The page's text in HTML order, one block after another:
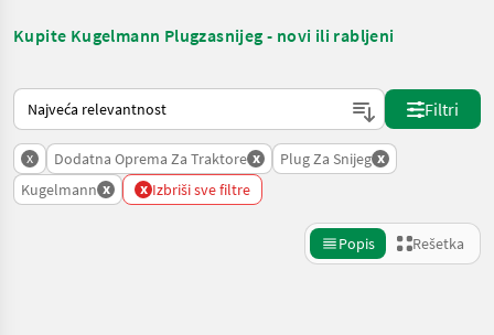
Kupite Kugelmann Plugzasnijeg - novi ili rabljeni
Tako se sortira na Landwirt.com
Filtri
x Dodatna Oprema Za Traktore x Plug Za Snijeg x
Kugelmann x x Izbriši sve filtre
Popis Rešetka